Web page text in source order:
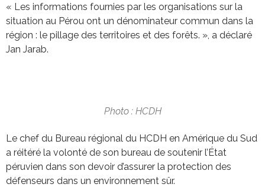
« Les informations fournies par les organisations sur la
situation au Pérou ont un dénominateur commun dans la
région : le pillage des territoires et des forêts. », a déclaré
Jan Jarab.
Photo : HCDH
Le chef du Bureau régional du HCDH en Amérique du Sud
a réitéré la volonté de son bureau de soutenir l’État
péruvien dans son devoir d’assurer la protection des
défenseurs dans un environnement sûr.